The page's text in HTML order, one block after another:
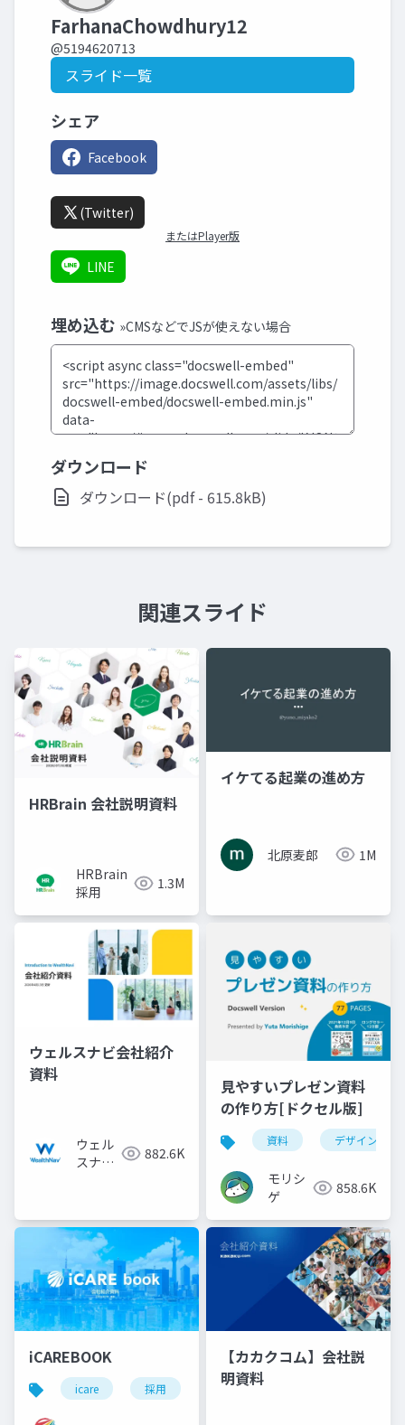
FarhanaChowdhury12
@5194620713
スライド一覧
シェア
Facebook
(Twitter)
またはPlayer版
LINE
埋め込む »CMSなどでJSが使えない場合
ダウンロード
ダウンロード(pdf - 615.8kB)
関連スライド
HRBrain 会社説明資料
HRBrain
採用
1.3M
イケてる起業の進め方
北原麦郎 1M
ウェルスナビ会社紹介
資料
ウェル
スナビ
882.6K
見やすいプレゼン資料
の作り方[ドクセル版]
資料 デザイン
モリシ
ゲ
858.6K
iCAREBOOK
icare 採用 カルチャーデック
【カカクコム】会社説
明資料